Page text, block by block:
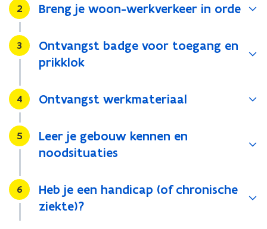
Stap
2 Breng je woon-werkverkeer in orde
Stap
3
Ontvangst badge voor toegang en
prikklok
Stap
4 Ontvangst werkmateriaal
Stap
5
Leer je gebouw kennen en
noodsituaties
Stap
6
Heb je een handicap (of chronische
ziekte)?